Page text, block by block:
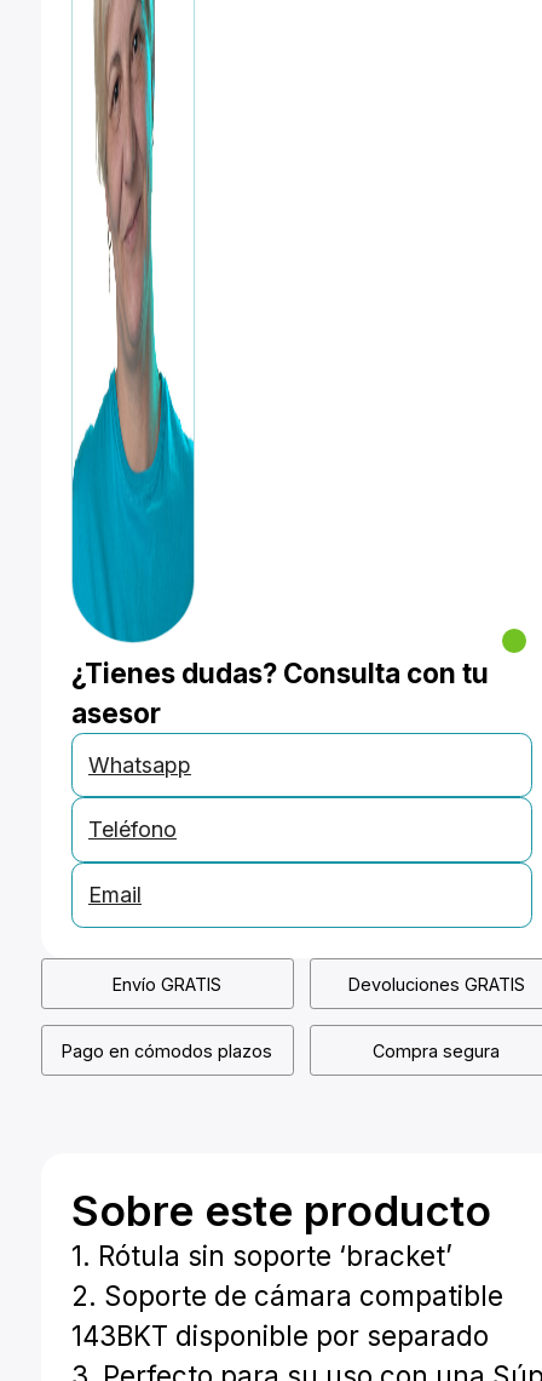
¿Tienes dudas? Consulta con tu
asesor
Whatsapp
Teléfono
Email
Envío GRATIS Devoluciones GRATIS
Pago en cómodos plazos Compra segura
Sobre este producto
1. Rótula sin soporte ‘bracket’
2. Soporte de cámara compatible
143BKT disponible por separado